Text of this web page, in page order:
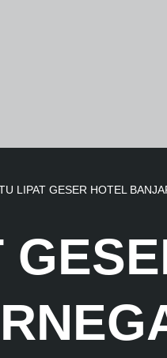
LIPAT GESER HOTEL